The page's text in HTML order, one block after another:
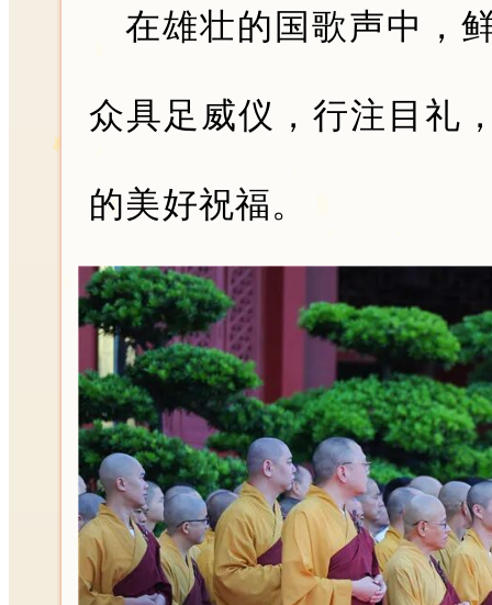
在雄壮的国歌声中，
众具足威仪，行注目礼
的美好祝福。